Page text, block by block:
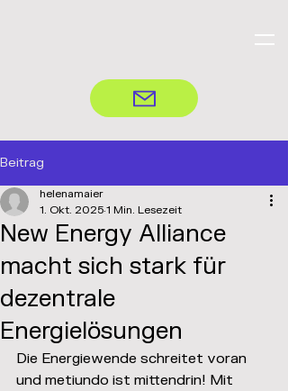
Beitrag
New Energy Alliance
macht sich stark für
dezentrale
Energielösungen
helenamaier
1. Okt. 20251 Min. Lesezeit
Die Energiewende schreitet voran
und metiundo ist mittendrin! Mit